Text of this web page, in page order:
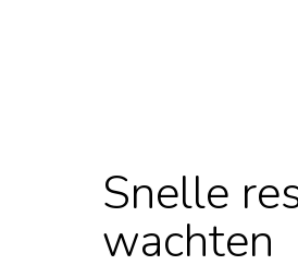
Snelle
wachten